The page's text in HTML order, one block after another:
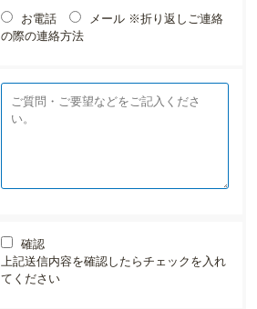
お電話 メール ※折り返しご連絡
の際の連絡方法
確認
上記送信内容を確認したらチェックを入れ
てください